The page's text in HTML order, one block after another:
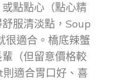
點點心（點心精
服清淡點，Soup
很適合。橋底辣蟹
（但留意價格較
適合胃口好、喜